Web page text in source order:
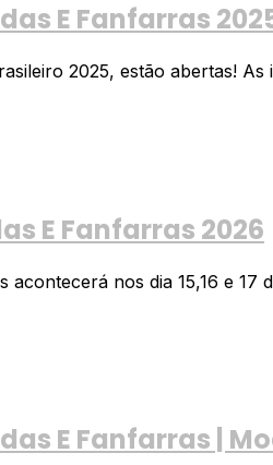
E Fanfarras
2025, estão abertas!
E Fanfarras 2026
nos dia 15,16 e 17
E Fanfarras |